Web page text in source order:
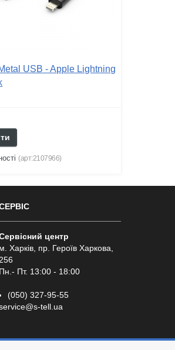
USB - Apple Lightning
(арт:2107966)
центр
м. Харків, пр. Героїв Харкова,
256
Пн.- Пт. 13:00 - 18:00
(050) 327-95-55
tell.ua